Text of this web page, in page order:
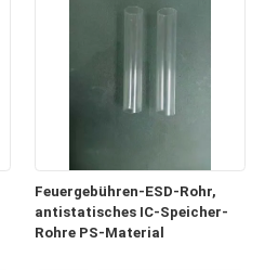
Feuergebühren-ESD-Rohr,
antistatisches IC-Speicher-
Rohre PS-Material